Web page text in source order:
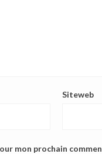
Siteweb
mon prochain